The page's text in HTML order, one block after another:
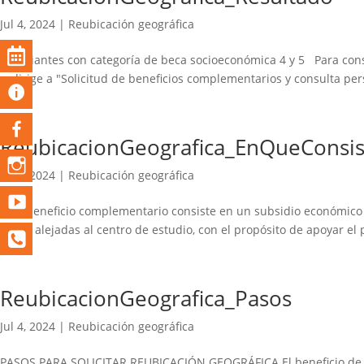
Jul 4, 2024 | Reubicación geográfica
Estudiantes con categoría de beca socioeconómica 4 y 5 Para
redirige a "Solicitud de beneficios complementarios y consulta
Jul 4, 2024 | Reubicación geográfica
Este beneficio complementario consiste en un subsidio
zonas alejadas al centro de estudio, con el propósito de apoyar
ReubicacionGeografica_Pasos
Jul 4, 2024 | Reubicación geográfica